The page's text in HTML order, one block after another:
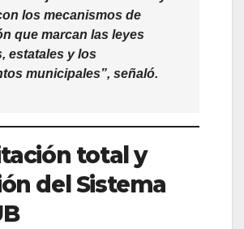
los mecanismos de
que marcan las leyes
estatales y los
municipales”, señaló.
total y
del Sistema